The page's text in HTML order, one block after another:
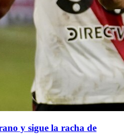
y sigue la racha de